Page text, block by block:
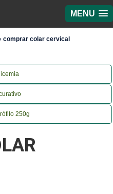
MENU
comprar colar cervical
250g